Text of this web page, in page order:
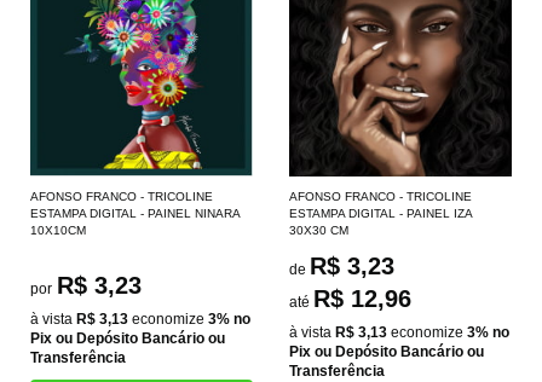
AFONSO FRANCO - TRICOLINE
ESTAMPA DIGITAL - PAINEL NINARA
10X10CM
por R$ 3,23
à vista R$ 3,13 economize 3% no
Pix ou Depósito Bancário ou
Transferência
AFONSO FRANCO - TRICOLINE
ESTAMPA DIGITAL - PAINEL IZA
30X30 CM
de R$ 3,23
até R$ 12,96
à vista R$ 3,13 economize 3% no
Pix ou Depósito Bancário ou
Transferência